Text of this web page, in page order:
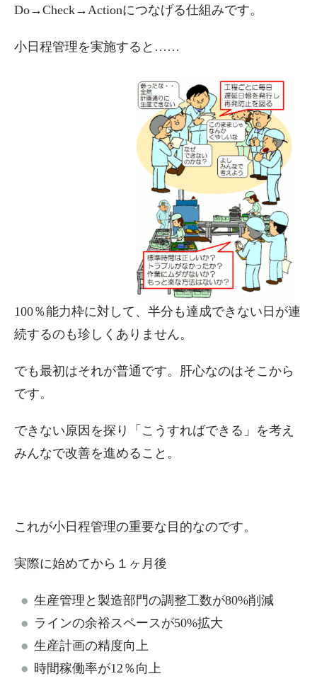
Do→Check→Actionにつなげる仕組みです。
小日程管理を実施すると……
100％能力枠に対して、半分も達成できない日が連
続するのも珍しくありません。
でも最初はそれが普通です。肝心なのはそこから
です。
できない原因を探り「こうすればできる」を考え
みんなで改善を進めること。
これが小日程管理の重要な目的なのです。
実際に始めてから１ヶ月後
生産管理と製造部門の調整工数が80%削減
ラインの余裕スペースが50%拡大
生産計画の精度向上
時間稼働率が12％向上